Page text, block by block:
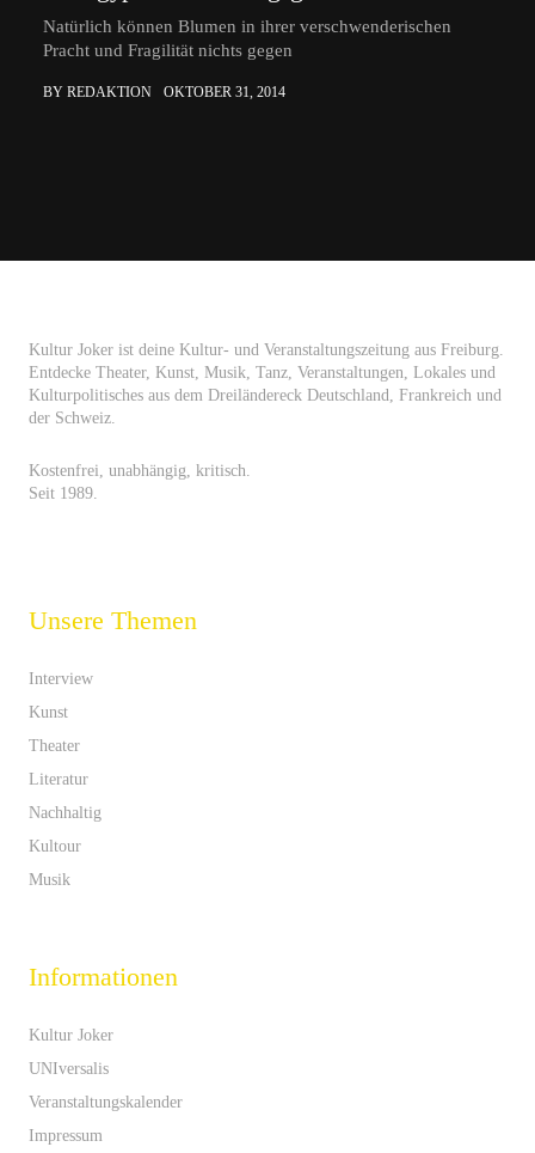
Natürlich können Blumen in ihrer verschwenderischen
Pracht und Fragilität nichts gegen
BY REDAKTION OKTOBER 31, 2014
Kultur Joker ist deine Kultur- und Veranstaltungszeitung aus Freiburg.
Entdecke Theater, Kunst, Musik, Tanz, Veranstaltungen, Lokales und
Kulturpolitisches aus dem Dreiländereck Deutschland, Frankreich und
der Schweiz.
Kostenfrei, unabhängig, kritisch.
Seit 1989.
Unsere Themen
Interview
Kunst
Theater
Literatur
Nachhaltig
Kultour
Musik
Informationen
Kultur Joker
UNIversalis
Veranstaltungskalender
Impressum